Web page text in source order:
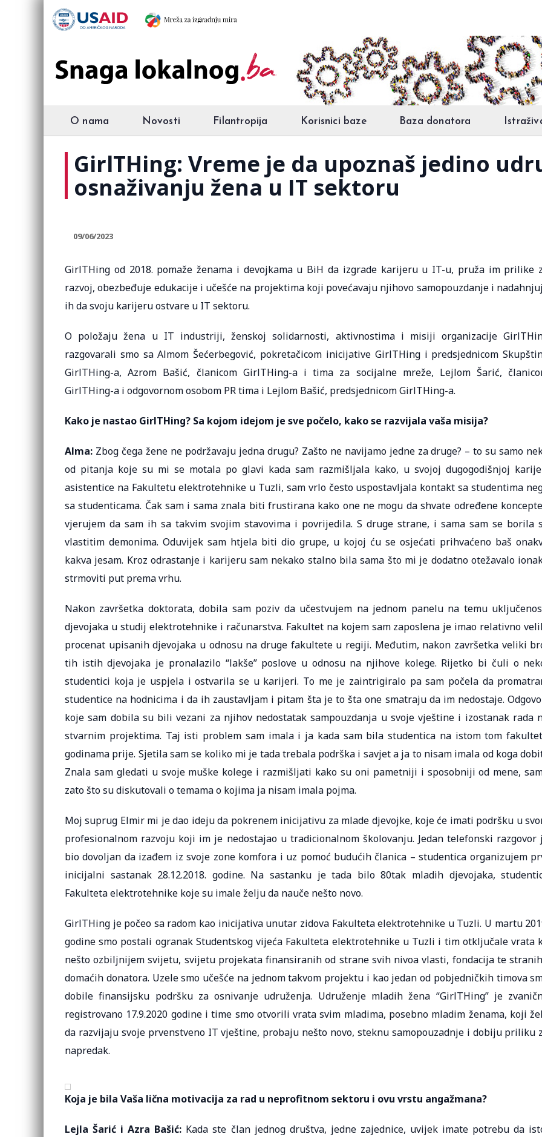
O nama Novosti Filantropija Korisnici baze Baza donatora
GirlTHing: Vreme je da upoznaš jedino
osnaživanju žena u IT sektoru
09/06/2023
GirlTHing od 2018. pomaže ženama i devojkama u BiH da izgrade karijeru u IT-u, pruža im prilike
razvoj, obezbeđuje edukacije i učešće na projektima koji povećavaju njihovo samopouzdanje i
ih da svoju karijeru ostvare u IT sektoru.
O položaju žena u IT industriji, ženskoj solidarnosti, aktivnostima i misiji organizacije
razgovarali smo sa Almom Šećerbegović, pokretačicom inicijative GirlTHing i predsjednicom
GirlTHing-a, Azrom Bašić, članicom GirlTHing-a i tima za socijalne mreže, Lejlom Šarić,
GirlTHing-a i odgovornom osobom PR tima i Lejlom Bašić, predsjednicom GirlTHing-a.
Kako je nastao GirlTHing? Sa kojom idejom je sve počelo, kako se razvijala vaša misija?
Alma: Zbog čega žene ne podržavaju jedna drugu? Zašto ne navijamo jedne za druge? – to su samo
od pitanja koje su mi se motala po glavi kada sam razmišljala kako, u svojoj dugogodišnjoj
asistentice na Fakultetu elektrotehnike u Tuzli, sam vrlo često uspostavljala kontakt sa studentima
sa studenticama. Čak sam i sama znala biti frustirana kako one ne mogu da shvate određene
vjerujem da sam ih sa takvim svojim stavovima i povrijedila. S druge strane, i sama sam se borila
vlastitim demonima. Oduvijek sam htjela biti dio grupe, u kojoj ću se osjećati prihvaćeno baš
kakva jesam. Kroz odrastanje i karijeru sam nekako stalno bila sama što mi je dodatno otežavalo
strmoviti put prema vrhu.
Nakon završetka doktorata, dobila sam poziv da učestvujem na jednom panelu na temu
djevojaka u studij elektrotehnike i računarstva. Fakultet na kojem sam zaposlena je imao relativno
procenat upisanih djevojaka u odnosu na druge fakultete u regiji. Međutim, nakon završetka veliki
tih istih djevojaka je pronalazilo “lakše” poslove u odnosu na njihove kolege. Rijetko bi čuli o
studentici koja je uspjela i ostvarila se u karijeri. To me je zaintrigiralo pa sam počela da
studentice na hodnicima i da ih zaustavljam i pitam šta je to šta one smatraju da im nedostaje.
koje sam dobila su bili vezani za njihov nedostatak sampouzdanja u svoje vještine i izostanak rada
stvarnim projektima. Taj isti problem sam imala i ja kada sam bila studentica na istom tom
godinama prije. Sjetila sam se koliko mi je tada trebala podrška i savjet a ja to nisam imala od koga
Znala sam gledati u svoje muške kolege i razmišljati kako su oni pametniji i sposobniji od mene,
zato što su diskutovali o temama o kojima ja nisam imala pojma.
Moj suprug Elmir mi je dao ideju da pokrenem inicijativu za mlade djevojke, koje će imati podršku u
profesionalnom razvoju koji im je nedostajao u tradicionalnom školovanju. Jedan telefonski razgovor
bio dovoljan da izađem iz svoje zone komfora i uz pomoć budućih članica – studentica organizujem
inicijalni sastanak 28.12.2018. godine. Na sastanku je tada bilo 80tak mladih djevojaka,
Fakulteta elektrotehnike koje su imale želju da nauče nešto novo.
GirlTHing je počeo sa radom kao inicijativa unutar zidova Fakulteta elektrotehnike u Tuzli. U martu
godine smo postali ogranak Studentskog vijeća Fakulteta elektrotehnike u Tuzli i tim otključale vrata
nešto ozbiljnijem svijetu, svijetu projekata finansiranih od strane svih nivoa vlasti, fondacija te
domaćih donatora. Uzele smo učešće na jednom takvom projektu i kao jedan od pobjedničkih timova
dobile finansijsku podršku za osnivanje udruženja. Udruženje mladih žena “GirlTHing” je
registrovano 17.9.2020 godine i time smo otvorili vrata svim mladima, posebno mladim ženama, koji
da razvijaju svoje prvenstveno IT vještine, probaju nešto novo, steknu samopouzadnje i dobiju priliku
napredak.
Koja je bila Vaša lična motivacija za rad u neprofitnom sektoru i ovu vrstu angažmana?
Lejla Šarić i Azra Bašić: Kada ste član jednog društva, jedne zajednice, uvijek imate potrebu da